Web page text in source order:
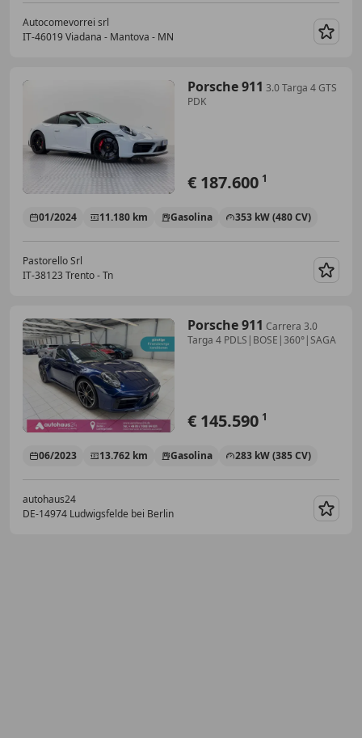
Autocomevorrei srl
IT-46019 Viadana - Mantova - MN
Porsche 911 3.0 Targa 4 GTS
PDK
€ 187.600 1
01/2024 11.180 km Gasolina 353 kW (480 CV)
Pastorello Srl
IT-38123 Trento - Tn
Porsche 911 Carrera 3.0
Targa 4 PDLS|BOSE|360°|SAGA
€ 145.590 1
06/2023 13.762 km Gasolina 283 kW (385 CV)
autohaus24
DE-14974 Ludwigsfelde bei Berlin